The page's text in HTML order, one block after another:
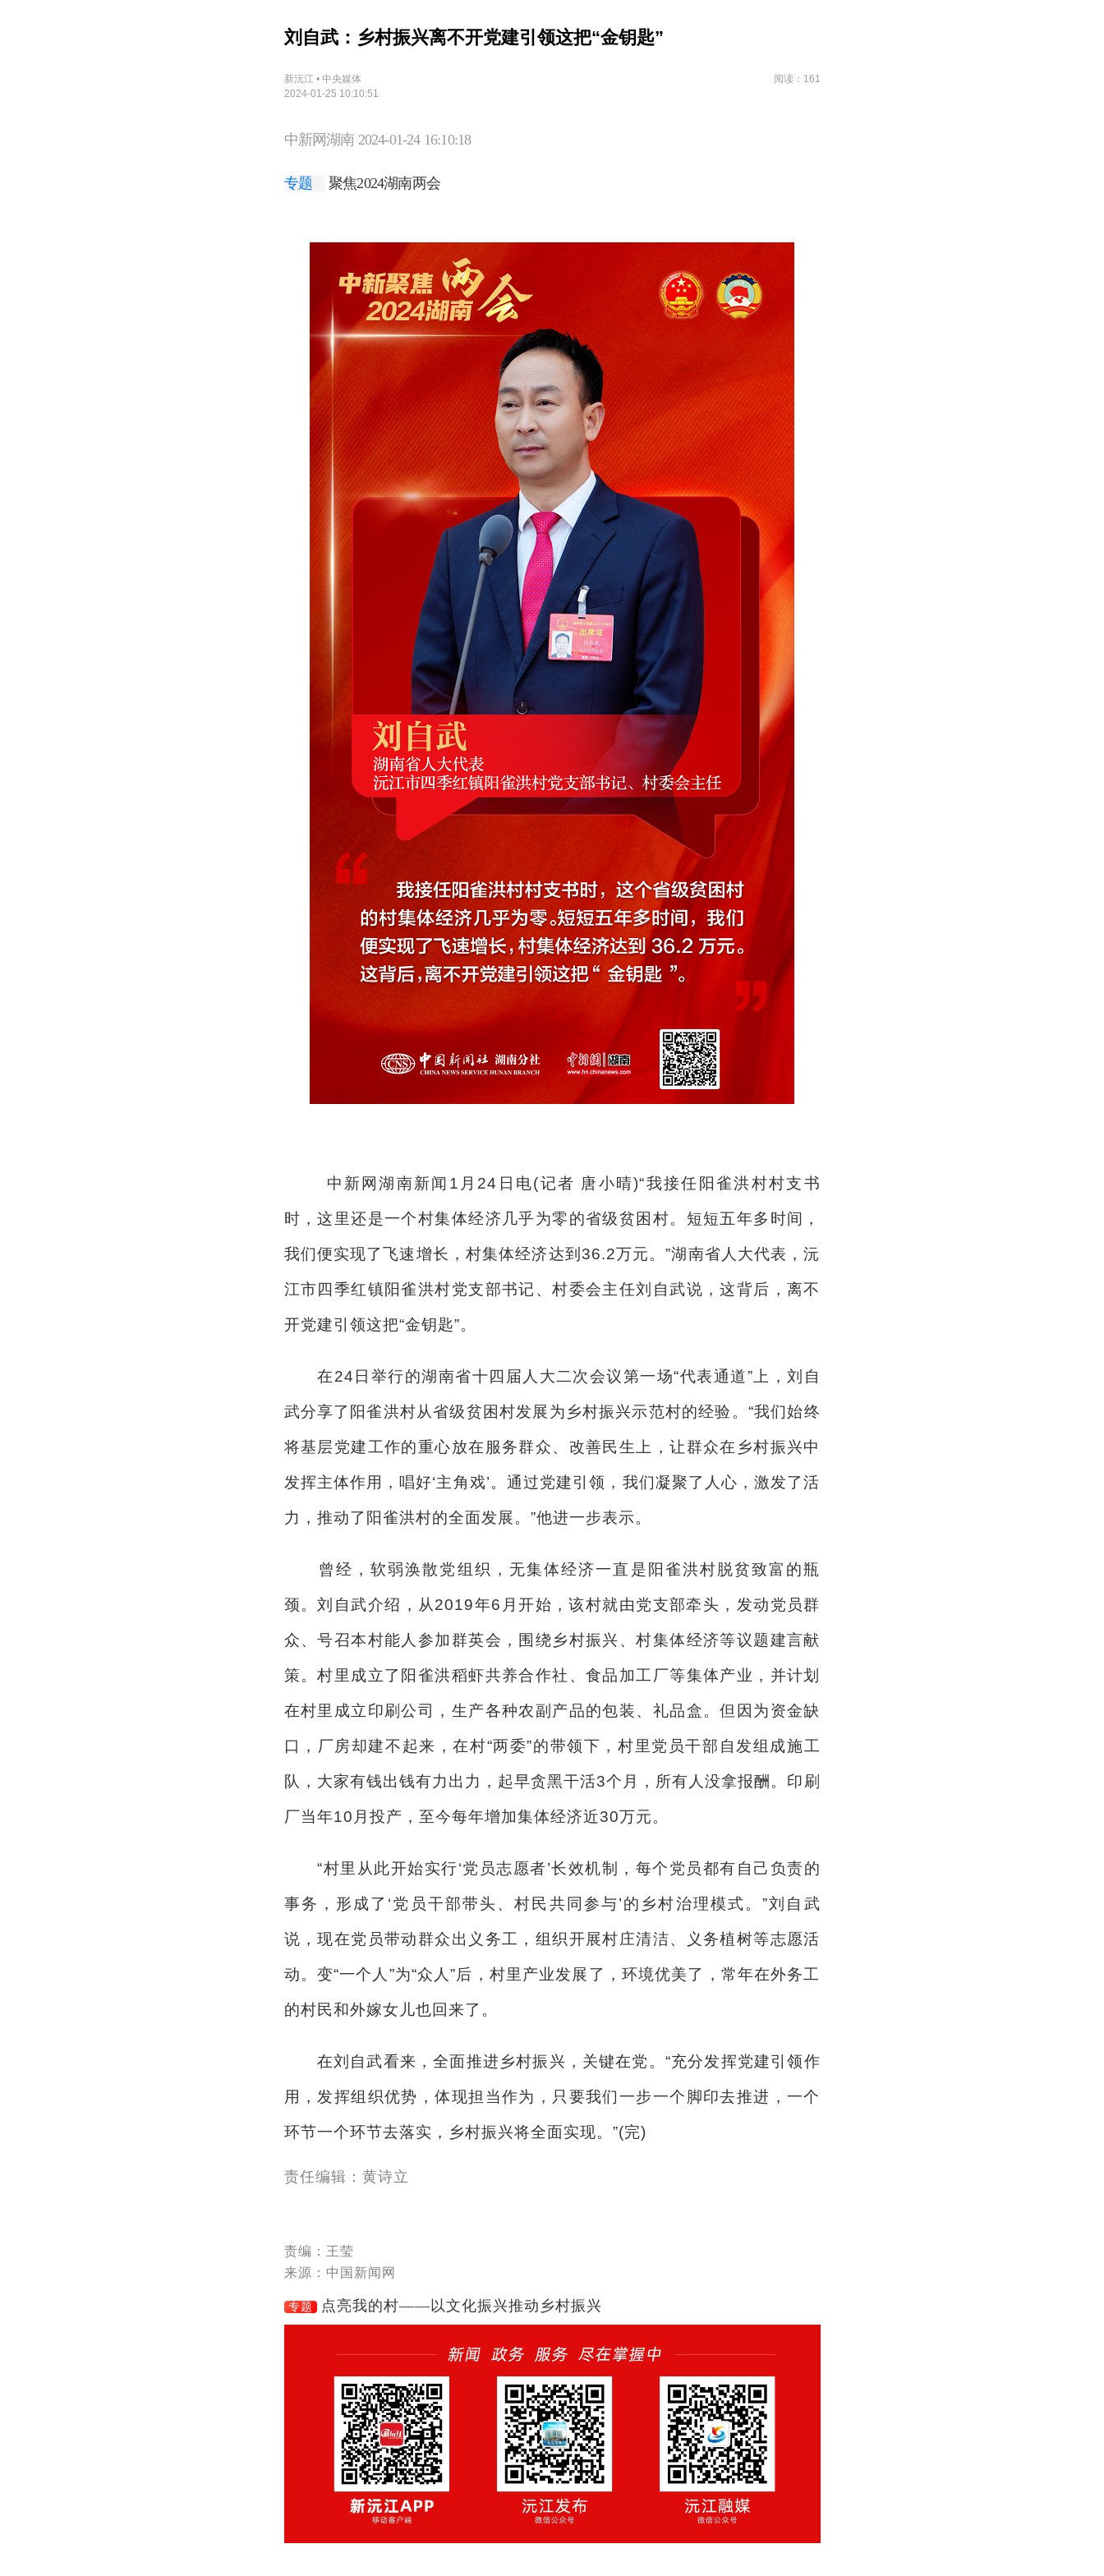
刘自武：乡村振兴离不开党建引领这把“金钥匙”
新沅江 • 中央媒体
阅读：161
2024-01-25 10:10:51
中新网湖南 2024-01-24 16:10:18
专题 聚焦2024湖南两会
中新网湖南新闻1月24日电(记者 唐小晴)“我接任阳雀洪村村支书
时，这里还是一个村集体经济几乎为零的省级贫困村。短短五年多时间，
我们便实现了飞速增长，村集体经济达到36.2万元。”湖南省人大代表，沅
江市四季红镇阳雀洪村党支部书记、村委会主任刘自武说，这背后，离不
开党建引领这把“金钥匙”。
在24日举行的湖南省十四届人大二次会议第一场“代表通道”上，刘自
武分享了阳雀洪村从省级贫困村发展为乡村振兴示范村的经验。“我们始终
将基层党建工作的重心放在服务群众、改善民生上，让群众在乡村振兴中
发挥主体作用，唱好‘主角戏’。通过党建引领，我们凝聚了人心，激发了活
力，推动了阳雀洪村的全面发展。”他进一步表示。
曾经，软弱涣散党组织，无集体经济一直是阳雀洪村脱贫致富的瓶
颈。刘自武介绍，从2019年6月开始，该村就由党支部牵头，发动党员群
众、号召本村能人参加群英会，围绕乡村振兴、村集体经济等议题建言献
策。村里成立了阳雀洪稻虾共养合作社、食品加工厂等集体产业，并计划
在村里成立印刷公司，生产各种农副产品的包装、礼品盒。但因为资金缺
口，厂房却建不起来，在村“两委”的带领下，村里党员干部自发组成施工
队，大家有钱出钱有力出力，起早贪黑干活3个月，所有人没拿报酬。印刷
厂当年10月投产，至今每年增加集体经济近30万元。
“村里从此开始实行‘党员志愿者’长效机制，每个党员都有自己负责的
事务，形成了‘党员干部带头、村民共同参与’的乡村治理模式。”刘自武
说，现在党员带动群众出义务工，组织开展村庄清洁、义务植树等志愿活
动。变“一个人”为“众人”后，村里产业发展了，环境优美了，常年在外务工
的村民和外嫁女儿也回来了。
在刘自武看来，全面推进乡村振兴，关键在党。“充分发挥党建引领作
用，发挥组织优势，体现担当作为，只要我们一步一个脚印去推进，一个
环节一个环节去落实，乡村振兴将全面实现。”(完)
责任编辑：黄诗立
责编：王莹
来源：中国新闻网
专题 点亮我的村——以文化振兴推动乡村振兴